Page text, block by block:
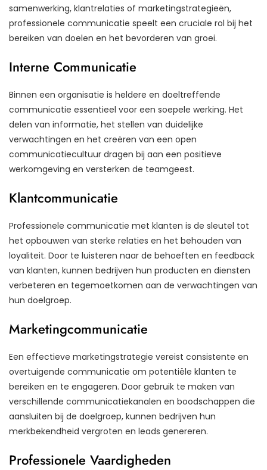
samenwerking, klantrelaties of marketingstrategieën,
professionele communicatie speelt een cruciale rol bij het
bereiken van doelen en het bevorderen van groei.
Interne Communicatie
Binnen een organisatie is heldere en doeltreffende
communicatie essentieel voor een soepele werking. Het
delen van informatie, het stellen van duidelijke
verwachtingen en het creëren van een open
communicatiecultuur dragen bij aan een positieve
werkomgeving en versterken de teamgeest.
Klantcommunicatie
Professionele communicatie met klanten is de sleutel tot
het opbouwen van sterke relaties en het behouden van
loyaliteit. Door te luisteren naar de behoeften en feedback
van klanten, kunnen bedrijven hun producten en diensten
verbeteren en tegemoetkomen aan de verwachtingen van
hun doelgroep.
Marketingcommunicatie
Een effectieve marketingstrategie vereist consistente en
overtuigende communicatie om potentiële klanten te
bereiken en te engageren. Door gebruik te maken van
verschillende communicatiekanalen en boodschappen die
aansluiten bij de doelgroep, kunnen bedrijven hun
merkbekendheid vergroten en leads genereren.
Professionele Vaardigheden